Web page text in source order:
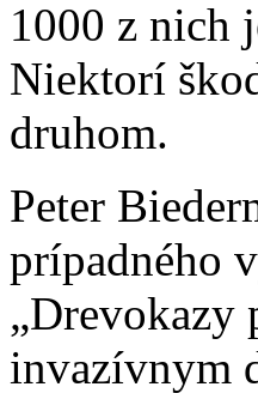
1000 z nich
Niektorí
druhom.
Peter
prípadného
„Drevokazy
invazívnym